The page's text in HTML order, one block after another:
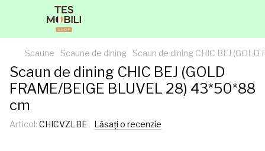
Scaune Scaune de dining Scaun de dining CHIC BEJ
Scaun de dining CHIC BEJ (GOLD
FRAME/BEIGE BLUVEL 28) 43*50*88
cm
Articol: CHICVZLBE Lăsați o recenzie